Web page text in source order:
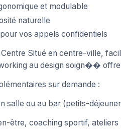
et modulable
naturelle
vos appels confidentiels
Centre Situé en centre-ville,
au design soign��
sur demande :
salle ou au bar (petits-
être, coaching sportif, ateliers